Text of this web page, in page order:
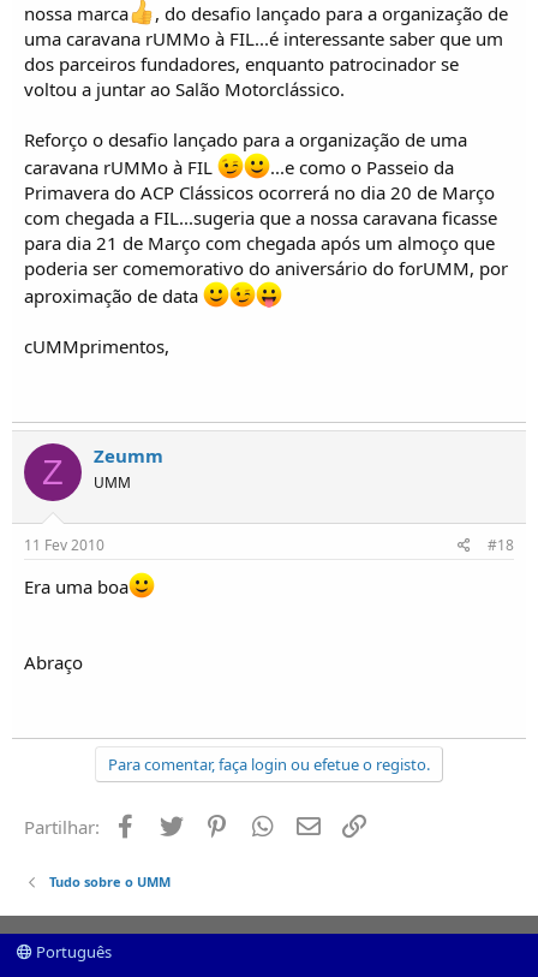
nossa marca
, do desafio lançado para a organização de
uma caravana rUMMo à FIL...é interessante saber que um
dos parceiros fundadores, enquanto patrocinador se
voltou a juntar ao Salão Motorclássico.
Reforço o desafio lançado para a organização de uma
caravana rUMMo à FIL
...e como o Passeio da
Primavera do ACP Clássicos ocorrerá no dia 20 de Março
com chegada a FIL...sugeria que a nossa caravana ficasse
para dia 21 de Março com chegada após um almoço que
poderia ser comemorativo do aniversário do forUMM, por
aproximação de data
cUMMprimentos,
Z Zeumm
UMM
11 Fev 2010 #18
Era uma boa
Abraço
Para comentar, faça login ou efetue o registo.
Partilhar: Facebook
Twitter PinterestWhatsapp
Email
Tudo sobre o UMM
Português